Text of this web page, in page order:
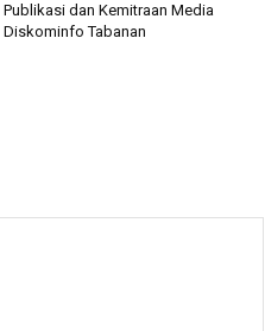
Publikasi dan Kemitraan Media
Diskominfo Tabanan